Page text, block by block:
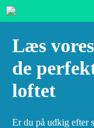
Læs
de
loftet
Er du på udkig efter